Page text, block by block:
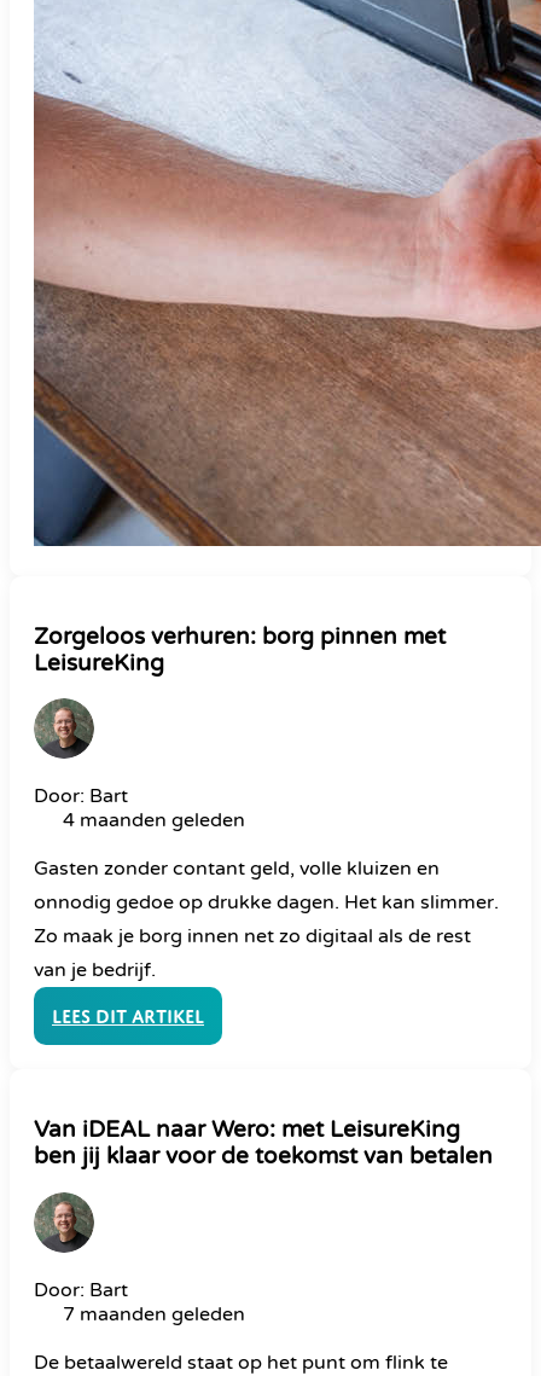
Zorgeloos verhuren: borg pinnen met
LeisureKing
Door: Bart
4 maanden geleden
Gasten zonder contant geld, volle kluizen en
onnodig gedoe op drukke dagen. Het kan slimmer.
Zo maak je borg innen net zo digitaal als de rest
van je bedrijf.
Lees dit artikel
Van iDEAL naar Wero: met LeisureKing
ben jij klaar voor de toekomst van betalen
Door: Bart
7 maanden geleden
De betaalwereld staat op het punt om flink te